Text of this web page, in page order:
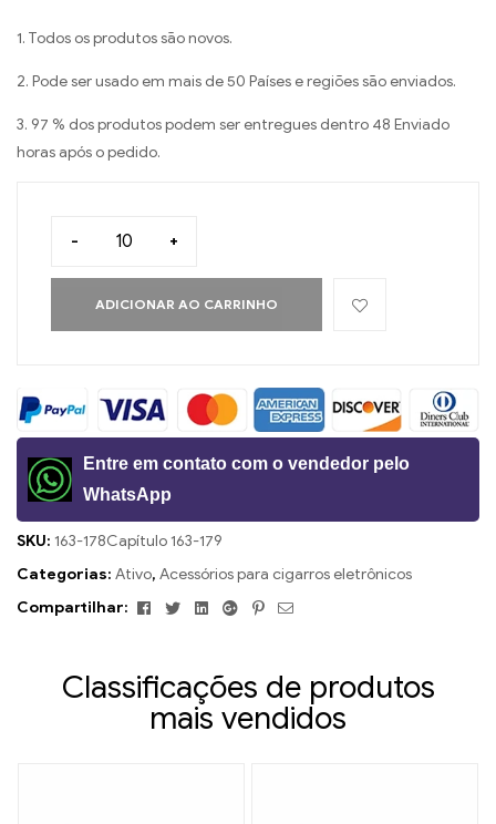
1. Todos os produtos são novos.
2. Pode ser usado em mais de 50 Países e regiões são enviados.
3. 97 % dos produtos podem ser entregues dentro 48 Enviado
horas após o pedido.
- +
ADICIONAR AO CARRINHO
Entre em contato com o vendedor pelo
WhatsApp
SKU: 163-178Capítulo 163-179
Categorias: Ativo, Acessórios para cigarros eletrônicos
Compartilhar:
FacebookTwitterLinkedinGoogle+Pinterest
E-
Classificações de produtos
mais vendidos